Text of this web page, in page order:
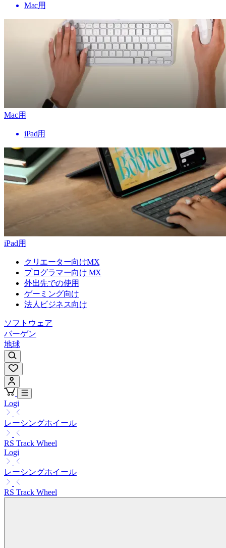
Mac用
Mac用
iPad用
iPad用
クリエーター向けMX
プログラマー向け MX
外出先での使用
ゲーミング向け
法人ビジネス向け
ソフトウェア
バーゲン
地球
Logi
レーシングホイール
RS Track Wheel
Logi
レーシングホイール
RS Track Wheel